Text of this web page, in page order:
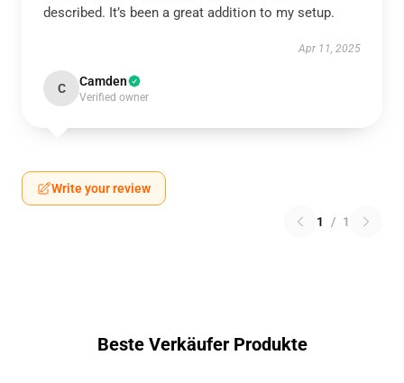
described. It’s been a great addition to my setup.
Apr 11, 2025
C Camden
Verified owner
Write your review
1 / 1
Beste Verkäufer Produkte